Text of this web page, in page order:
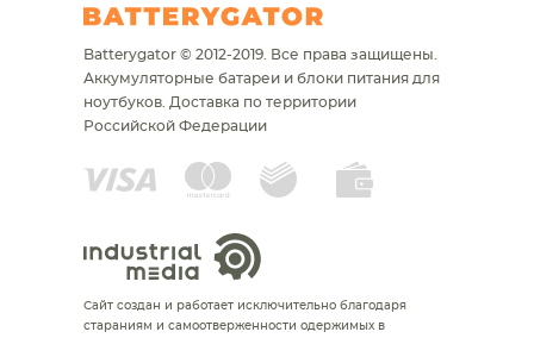
Batterygator © 2012-2019. Все права защищены.
Аккумуляторные батареи и блоки питания для
ноутбуков. Доставка по территории
Российской Федерации
Сайт создан и работает исключительно благодаря
стараниям и самоотверженности одержимых в